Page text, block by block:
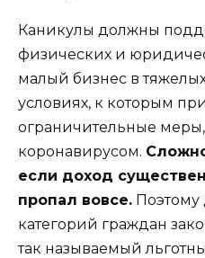
Каникулы должны
физических и
малый бизнес в
условиях, к которым
ограничительные
коронавирусом.
если доход
пропал вовсе. Поэтому
категорий граждан
так называемый